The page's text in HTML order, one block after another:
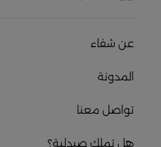
عن شفاء
المدونة
تواصل معنا
هل تملك صيدلية؟